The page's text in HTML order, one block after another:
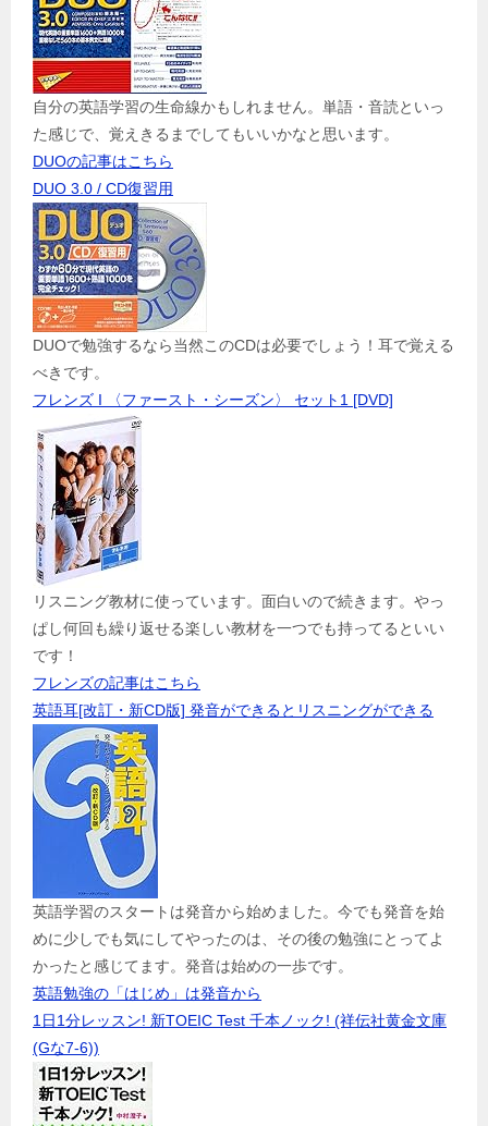
自分の英語学習の生命線かもしれません。単語・音読といっ
た感じで、覚えきるまでしてもいいかなと思います。
DUOの記事はこちら
DUO 3.0 / CD復習用
DUOで勉強するなら当然このCDは必要でしょう！耳で覚える
べきです。
フレンズ I 〈ファースト・シーズン〉 セット1 [DVD]
リスニング教材に使っています。面白いので続きます。やっ
ぱし何回も繰り返せる楽しい教材を一つでも持ってるといい
です！
フレンズの記事はこちら
英語耳[改訂・新CD版] 発音ができるとリスニングができる
英語学習のスタートは発音から始めました。今でも発音を始
めに少しでも気にしてやったのは、その後の勉強にとってよ
かったと感じてます。発音は始めの一歩です。
英語勉強の「はじめ」は発音から
1日1分レッスン! 新TOEIC Test 千本ノック! (祥伝社黄金文庫
(Gな7-6))